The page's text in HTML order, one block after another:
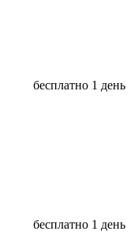
бесплатно 1 день
бесплатно 1 день